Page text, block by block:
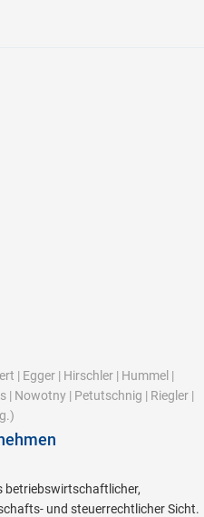
| Egger | Hirschler | Hummel |
| Nowotny | Petutschnig | Riegler |
betriebswirtschaftlicher,
und steuerrechtlicher Sicht.